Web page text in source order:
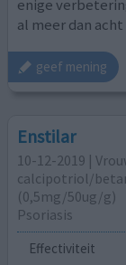
enige
al meer dan
geef mening
Enstilar
10-12-2019 |
calcipotriol/​
(0,5mg/50ug/g)
Psoriasis
Effectiviteit